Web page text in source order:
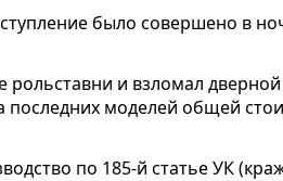
было совершено в
рольставни и взломал
моделей общей
по 185-й статье УК